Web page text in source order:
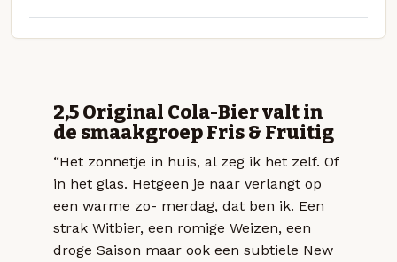
2,5 Original Cola-Bier valt in
de smaakgroep Fris & Fruitig
“Het zonnetje in huis, al zeg ik het zelf. Of
in het glas. Hetgeen je naar verlangt op
een warme zo- merdag, dat ben ik. Een
strak Witbier, een romige Weizen, een
droge Saison maar ook een subtiele New